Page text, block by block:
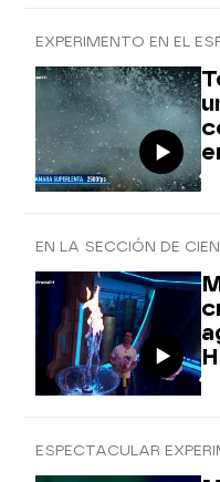
EN LA SECCIÓN DE